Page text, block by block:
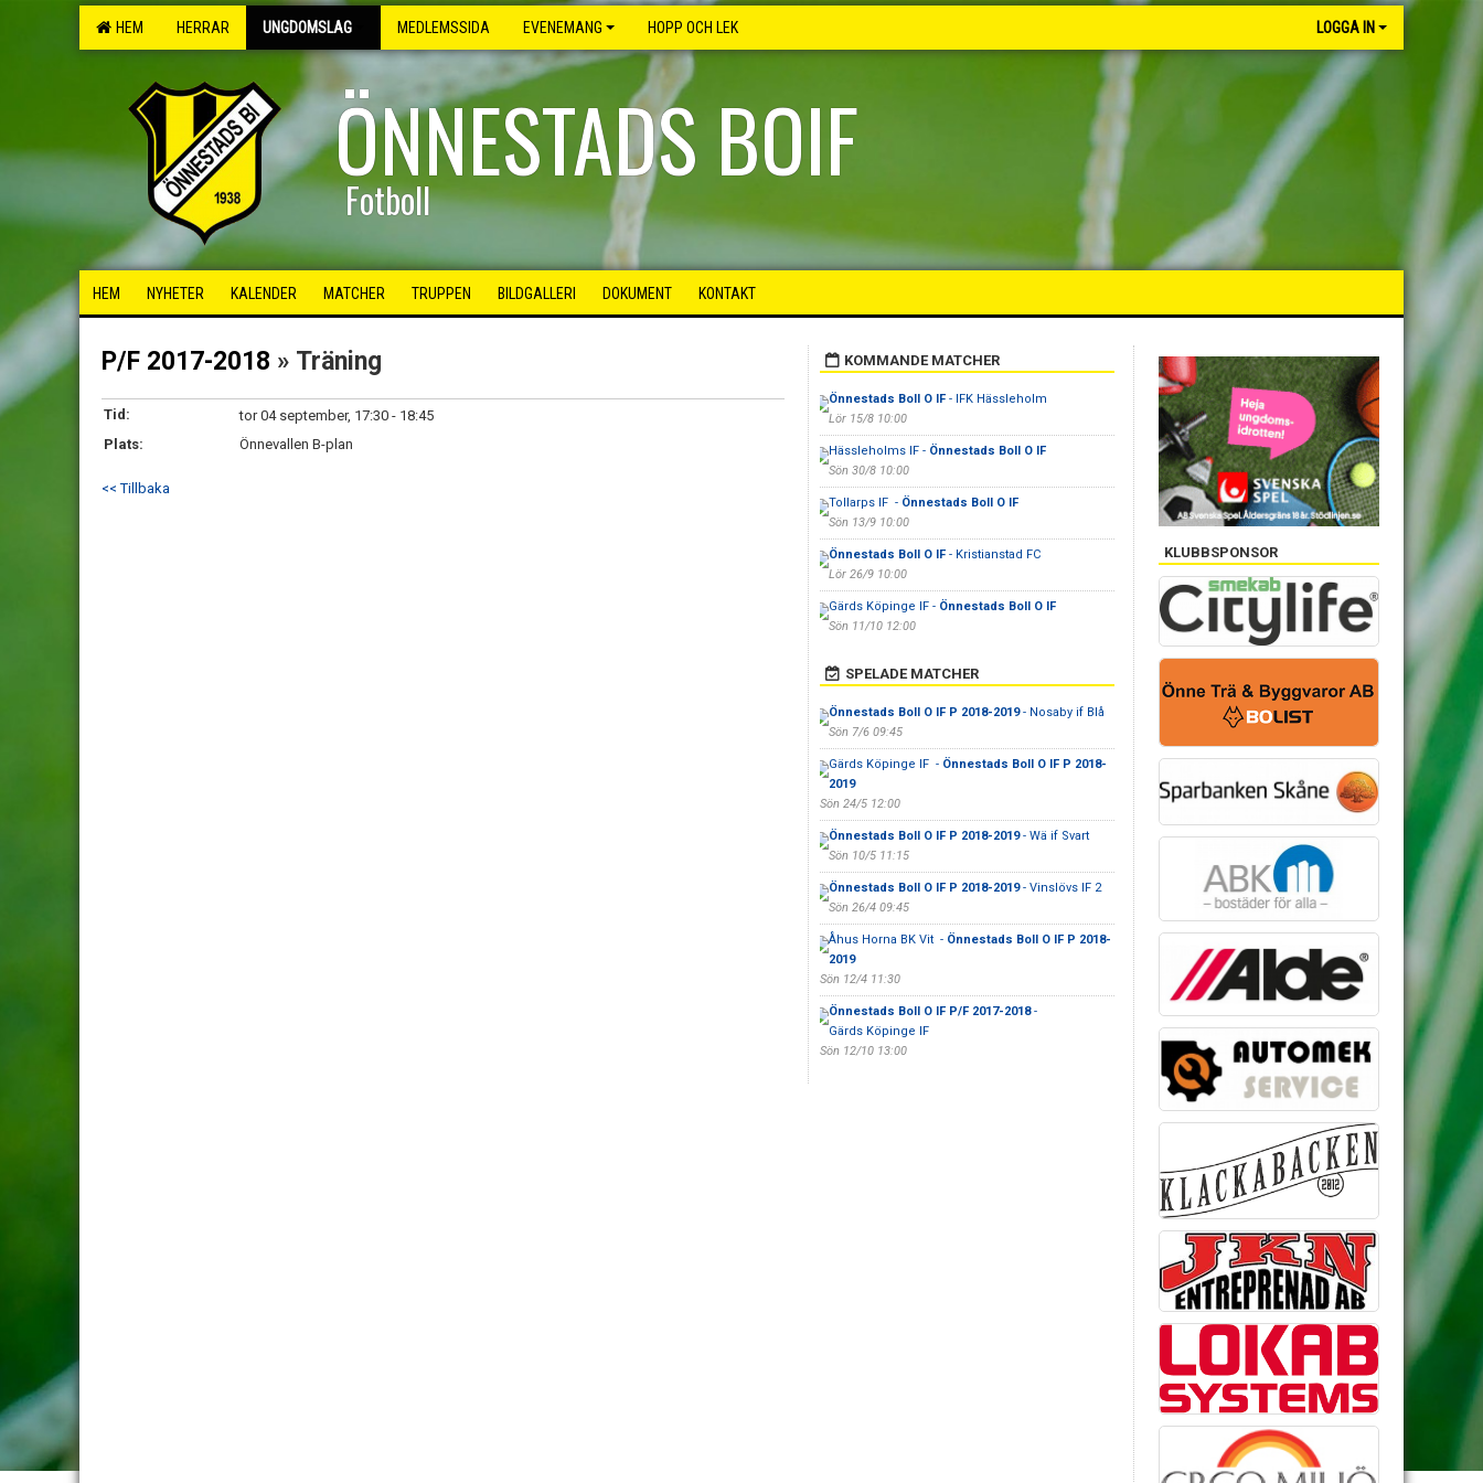
HEM HERRAR UNGDOMSLAG MEDLEMSSIDA EVENEMANG HOPP OCH LEK LOGGA IN
ÖNNESTADS BOIF
Fotboll
HEM NYHETER KALENDER MATCHER TRUPPEN BILDGALLERI DOKUMENT KONTAKT
P/F 2017-2018 » Träning
Tid:
tor 04 september, 17:30 - 18:45
Plats:
Önnevallen B-plan
<< Tillbaka
KOMMANDE MATCHER
Önnestads Boll O IF- IFK Hässleholm
Lör 15/8 10:00
Hässleholms IF - Önnestads Boll O IF
Sön 30/8 10:00
Tollarps IF - Önnestads Boll O IF
Sön 13/9 10:00
Önnestads Boll O IF- Kristianstad FC
Lör 26/9 10:00
Gärds Köpinge IF - Önnestads Boll O IF
Sön 11/10 12:00
SPELADE MATCHER
Önnestads Boll O IF P 2018-2019- Nosaby if Blå
Sön 7/6 09:45
Gärds Köpinge IF - Önnestads Boll O IF P 2018-
2019
Sön 24/5 12:00
Önnestads Boll O IF P 2018-2019- Wä if Svart
Sön 10/5 11:15
Önnestads Boll O IF P 2018-2019- Vinslövs IF 2
Sön 26/4 09:45
Åhus Horna BK Vit - Önnestads Boll O IF P 2018-
2019
Sön 12/4 11:30
Önnestads Boll O IF P/F 2017-2018-
Gärds Köpinge IF
Sön 12/10 13:00
KLUBBSPONSOR